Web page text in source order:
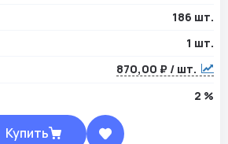
186 шт.
1 шт.
870,00 ₽ / шт.
2 %
Купить